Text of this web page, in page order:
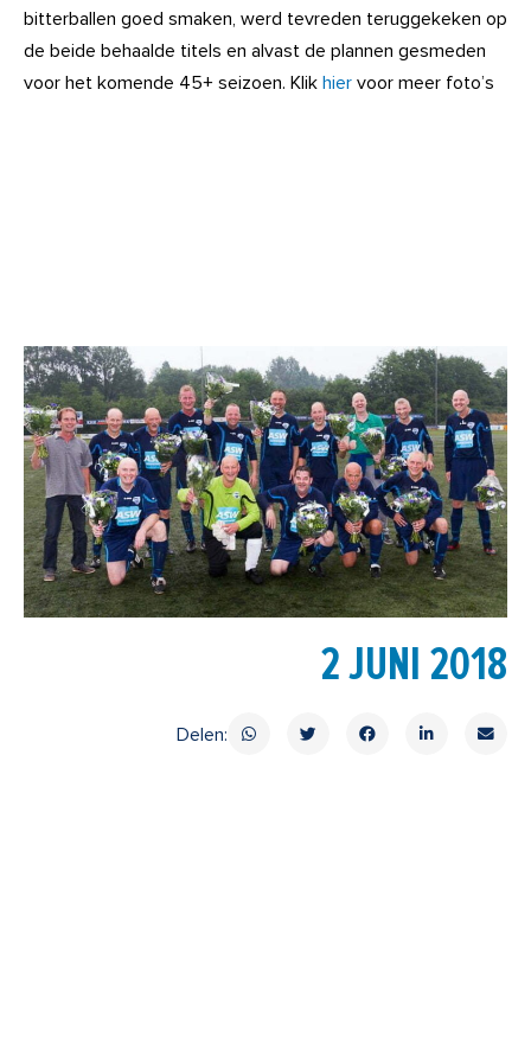
bitterballen goed smaken, werd tevreden teruggekeken op
de beide behaalde titels en alvast de plannen gesmeden
voor het komende 45+ seizoen. Klik hier voor meer foto’s
2 JUNI 2018
Delen: